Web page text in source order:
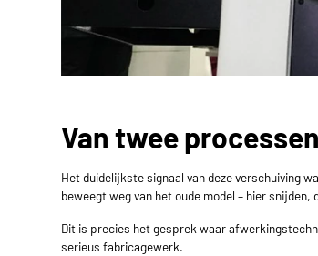
Van twee
Het duidelijkste signaal van deze verschuiving
beweegt weg van het oude model – hier
Dit is precies het gesprek waar
serieus fabricagewerk.